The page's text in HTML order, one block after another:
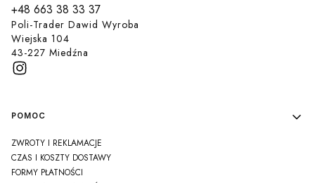
+48 663 38 33 37
Poli-Trader Dawid Wyroba
Wiejska 104
43-227 Miedźna
Linki w stopce
POMOC
ZWROTY I REKLAMACJE
CZAS I KOSZTY DOSTAWY
FORMY PŁATNOŚCI